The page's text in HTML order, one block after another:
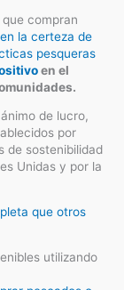
compran
la certeza de
pesqueras
en el
de lucro,
por
de sostenibilidad
Unidas y por la
que otros
utilizando